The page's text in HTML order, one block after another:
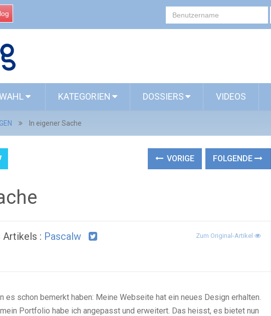
KATEGORIEN DOSSIERS VIDEOS
In eigener Sache
VORIGE FOLGENDE
Artikels : Pascalw Zum Original-Artikel
es schon bemerkt haben: Meine Webseite hat ein neues Design erhalten.
Portfolio habe ich angepasst und erweitert. Das heisst, es bietet nun